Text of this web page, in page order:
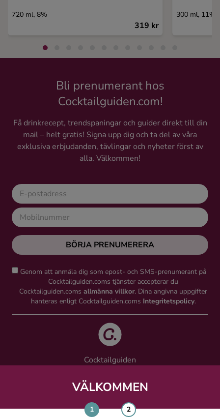
VÄLKOMMEN
720 ml, 8%
319 kr
300 ml, 11%
Bli prenumerant hos
Cocktailguiden.com!
Få drinkrecept, trendspaningar och guider direkt till din
mail – helt gratis! Signa upp dig och ta del av våra
exklusiva erbjudanden, tävlingar och nyheter först av
alla. Välkommen!
BÖRJA PRENUMERERA
Genom att anmäla dig som epost- och SMS-prenumerant på
Cocktailguiden.coms tjänster accepterar du
Cocktailguiden.coms allmänna villkor. Dina angivna uppgifter
hanteras enligt Cocktailguiden.coms Integritetspolicy.
Cocktailguiden
Västra Järnvägsgatan 21, 111 64 Stockholm